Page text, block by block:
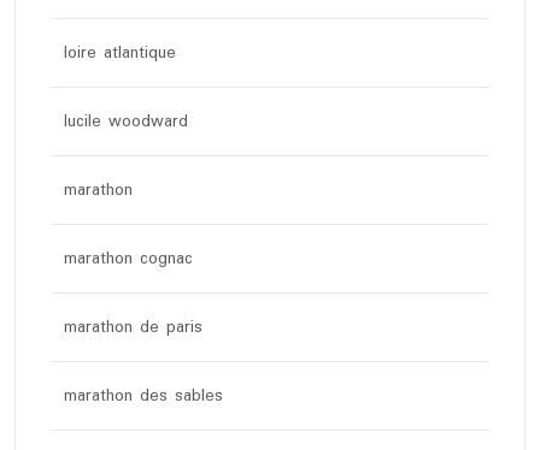
loire atlantique
lucile woodward
marathon
marathon cognac
marathon de paris
marathon des sables